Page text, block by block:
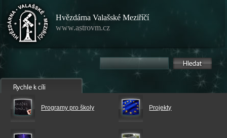
Hvězdárna Valašské Meziříčí
www.astrovm.cz
Programy pro školy Projekty